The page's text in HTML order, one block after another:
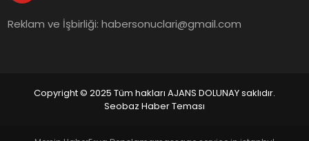
Reklam ve İşbirliği:habersonuclari@gmail.com
Copyright © 2025 Tüm hakları AJANS DOLUNAY saklıdır.
Seobaz Haber Teması